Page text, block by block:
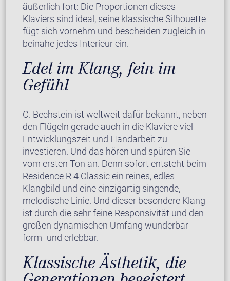
äußerlich fort: Die Proportionen dieses
Klaviers sind ideal, seine klassische Silhouette
fügt sich vornehm und bescheiden zugleich in
beinahe jedes Interieur ein.
Edel im Klang, fein im
Gefühl
C. Bechstein ist weltweit dafür bekannt, neben
den Flügeln gerade auch in die Klaviere viel
Entwicklungszeit und Handarbeit zu
investieren. Und das hören und spüren Sie
vom ersten Ton an. Denn sofort entsteht beim
Residence R 4 Classic ein reines, edles
Klangbild und eine einzigartig singende,
melodische Linie. Und dieser besondere Klang
ist durch die sehr feine Responsivität und den
großen dynamischen Umfang wunderbar
form- und erlebbar.
Klassische Ästhetik, die